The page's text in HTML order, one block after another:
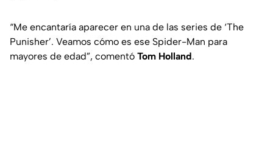
“Me encantaría aparecer en una de las series de ‘The
Punisher’. Veamos cómo es ese Spider-Man para
mayores de edad”, comentó Tom Holland.